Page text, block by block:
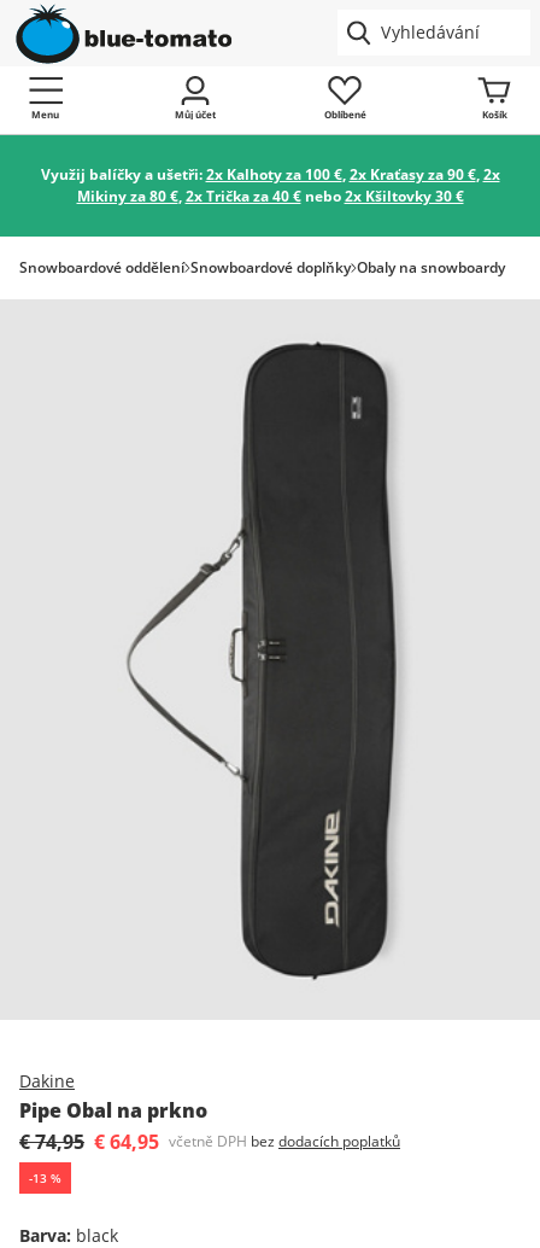
Menu Můj účet Oblíbené Košík
Využij balíčky a ušetři:2x Kalhoty za 100 €,2x Kraťasy za 90 €,2x
Mikiny za 80 €,2x Trička za 40 €nebo2x Kšiltovky 30 €
Snowboardové oddělení Snowboardové doplňky Obaly na snowboardy
Dakine
Pipe Obal na prkno
€ 74,95 € 64,95 včetně DPH bez dodacích poplatků
-13 %
Barva: black